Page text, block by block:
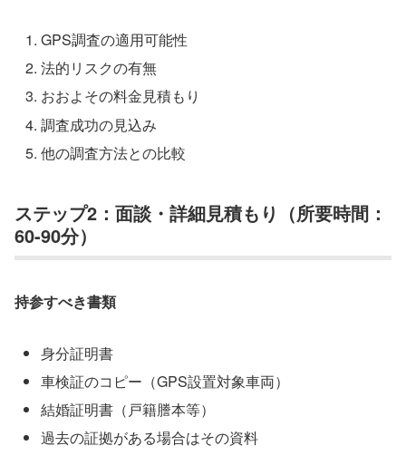
GPS調査の適用可能性
法的リスクの有無
おおよその料金見積もり
調査成功の見込み
他の調査方法との比較
ステップ2：面談・詳細見積もり（所要時間：
60-90分）
持参すべき書類
身分証明書
車検証のコピー（GPS設置対象車両）
結婚証明書（戸籍謄本等）
過去の証拠がある場合はその資料